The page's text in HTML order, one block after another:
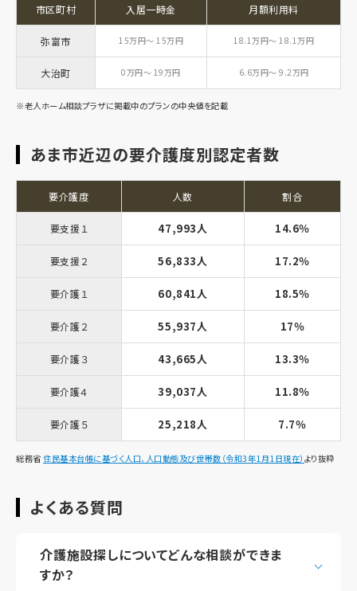
市区町村 入居一時金 月額利用料
弥富市 15万円～ 15万円 18.1万円～ 18.1万円
大治町 0万円～ 19万円 6.6万円～ 9.2万円
※老人ホーム相談プラザに掲載中のプランの中央値を記載
あま市近辺の要介護度別認定者数
要介護度 人数 割合
要支援１ 47,993人 14.6％
要支援２ 56,833人 17.2％
要介護１ 60,841人 18.5％
要介護２ 55,937人 17％
要介護３ 43,665人 13.3％
要介護４ 39,037人 11.8％
要介護５ 25,218人 7.7％
総務省住民基本台帳に基づく人口、人口動態及び世帯数（令和3年1月1日現在） より抜粋
よくある質問
介護施設探しについてどんな相談ができま
すか？